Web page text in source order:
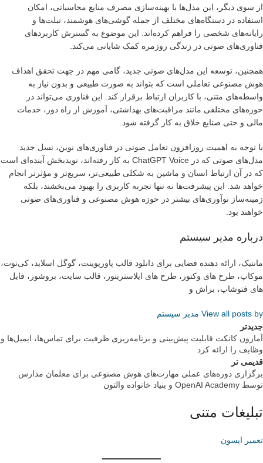
از سوی دیگر، این مدل‌ها با بهینه‌سازی مصرف منابع محاسباتی، امکان
استفاده در دستگاه‌های مختلف از جمله گوشی‌های هوشمند، تبلت‌ها و
رایانه‌های شخصی را فراهم کرده‌اند. این موضوع به گسترش کاربردهای
فناوری‌های صوتی در زندگی روزمره کمک شایانی می‌کند.
همچنین، توسعه این مدل‌های صوتی جدید، گامی مهم در جهت تحقق اهداف
هوش مصنوعی تعاملی است که بتواند به صورت طبیعی و بدون نیاز به
واسطه‌های متنی، با کاربران ارتباط برقرار کند. این فناوری می‌تواند در
حوزه‌های مختلفی مانند مراقبت‌های بهداشتی، آموزش از راه دور، خدمات
مالی و حتی صنایع خلاق به کار گرفته شود.
با توجه به اهمیت روزافزون تعامل صوتی در فناوری‌های نوین، نسل جدید
مدل‌های صوتی که در ChatGPT Voice به کار رفته‌اند، نویدبخش آینده‌ای است
که در آن ارتباط انسان و ماشین به شکلی طبیعی‌تر، سریع‌تر و مؤثرتر انجام
خواهد شد. این پیشرفت‌ها نه تنها تجربه کاربری را بهبود می‌بخشند، بلکه
زمینه‌ساز نوآوری‌های بیشتر در حوزه هوش مصنوعی و فناوری‌های صوتی
خواهند بود.
درباره مدیر سیستم
مانتیک، ارائه دهنده فضایی برای دانلود قالب پاورپوینت، گوگل اسلاید، کی‌نوت،
موکاپ، طرح های وکتور، طرح های ایلاستریتور، قالب سایت، بروشور، فایل
های فتوشاپ، براش و
View all posts by مدیر سیستم
جدیدتر
آمازون کانکت قابلیت پیش‌بینی و برنامه‌ریزی ظرفیت برای تماس‌ها، ایمیل‌ها و
وظایف را ارائه کرد
قدیمی تر
برگزاری دوره‌های عملی مهارت‌های هوش مصنوعی برای معلمان مدارس
توسط OpenAI Academy و بنیاد خانواده والتون
تبلیغات متنی
تعمیر اپسون